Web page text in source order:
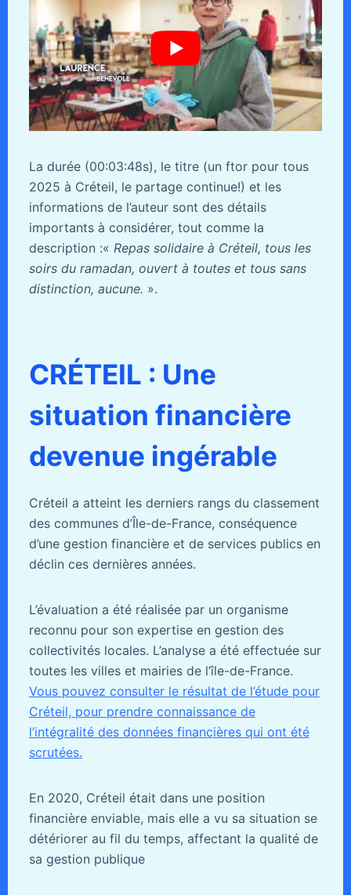
La durée (00:03:48s), le titre (un ftor pour tous
2025 à Créteil, le partage continue!) et les
informations de l’auteur sont des détails
importants à considérer, tout comme la
description :« Repas solidaire à Créteil, tous les
soirs du ramadan, ouvert à toutes et tous sans
distinction, aucune. ».
CRÉTEIL : Une
situation financière
devenue ingérable
Créteil a atteint les derniers rangs du classement
des communes d’Île-de-France, conséquence
d’une gestion financière et de services publics en
déclin ces dernières années.
L’évaluation a été réalisée par un organisme
reconnu pour son expertise en gestion des
collectivités locales. L’analyse a été effectuée sur
toutes les villes et mairies de l’île-de-France.
Vous pouvez consulter le résultat de l’étude pour
Créteil, pour prendre connaissance de
l’intégralité des données financières qui ont été
scrutées.
En 2020, Créteil était dans une position
financière enviable, mais elle a vu sa situation se
détériorer au fil du temps, affectant la qualité de
sa gestion publique